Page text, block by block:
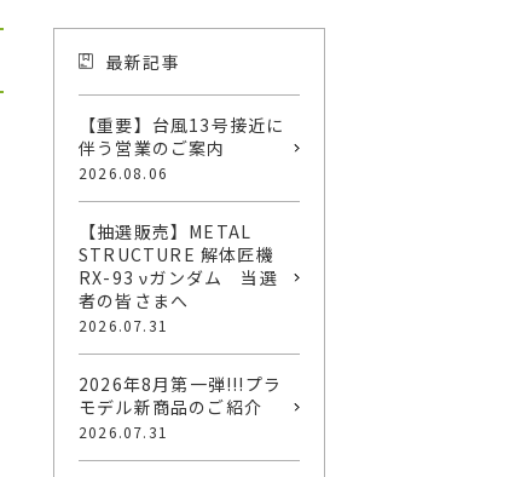
最新記事
【重要】台風13号接近に
伴う営業のご案内
2026.08.06
【抽選販売】METAL
STRUCTURE 解体匠機
RX-93 νガンダム 当選
者の皆さまへ
2026.07.31
2026年8月第一弾!!!プラ
モデル新商品のご紹介
2026.07.31